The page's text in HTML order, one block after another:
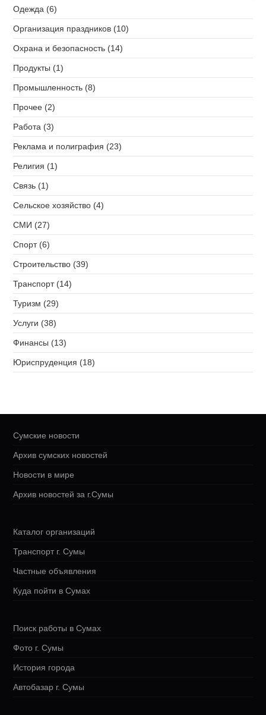
Одежда (6)
Организация праздников (10)
Охрана и безопасность (14)
Продукты (1)
Промышленность (8)
Прочее (2)
Работа (3)
Реклама и полиграфия (23)
Религия (1)
Связь (1)
Сельское хозяйство (4)
СМИ (27)
Спорт (6)
Строительство (39)
Транспорт (14)
Туризм (29)
Услуги (38)
Финансы (13)
Юриспруденция (18)
Сумские новости
Архив сумских новостей
Новости в мире
Архив новостей за г.Сумы
Каталог организаций
Транспорт г. Сумы
Частные объявления
Куда пойти в Сумах
Поиск работы в Сумах
Фото г. Сумы
История города
Автобазар г. Сумы